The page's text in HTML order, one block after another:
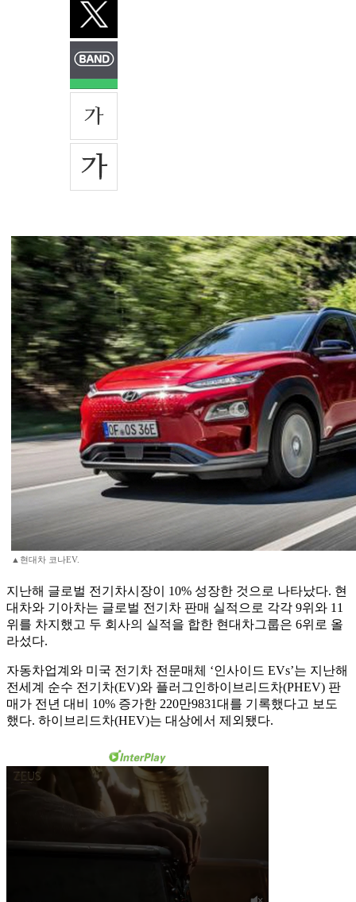
▲현대차 코나EV.
지난해 글로벌 전기차시장이 10% 성장한 것으로 나타났다. 현
대차와 기아차는 글로벌 전기차 판매 실적으로 각각 9위와 11
위를 차지했고 두 회사의 실적을 합한 현대차그룹은 6위로 올
라섰다.
자동차업계와 미국 전기차 전문매체 ‘인사이드 EVs’는 지난해
전세계 순수 전기차(EV)와 플러그인하이브리드차(PHEV) 판
매가 전년 대비 10% 증가한 220만9831대를 기록했다고 보도
했다. 하이브리드차(HEV)는 대상에서 제외됐다.